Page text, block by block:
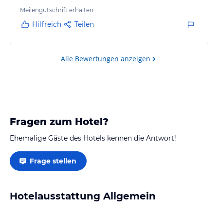
Meilengutschrift erhalten
Hilfreich Teilen
Alle Bewertungen anzeigen
Fragen zum Hotel?
Ehemalige Gäste des Hotels kennen die Antwort!
Frage stellen
Hotelausstattung Allgemein